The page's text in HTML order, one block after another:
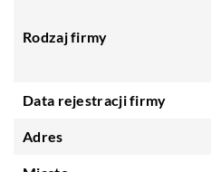
Rodzaj firmy
Data rejestracji firmy
Adres